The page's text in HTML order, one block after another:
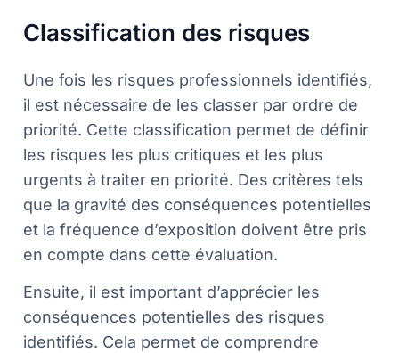
Classification des risques
Une fois les risques professionnels identifiés,
il est nécessaire de les classer par ordre de
priorité. Cette classification permet de définir
les risques les plus critiques et les plus
urgents à traiter en priorité. Des critères tels
que la gravité des conséquences potentielles
et la fréquence d’exposition doivent être pris
en compte dans cette évaluation.
Ensuite, il est important d’apprécier les
conséquences potentielles des risques
identifiés. Cela permet de comprendre